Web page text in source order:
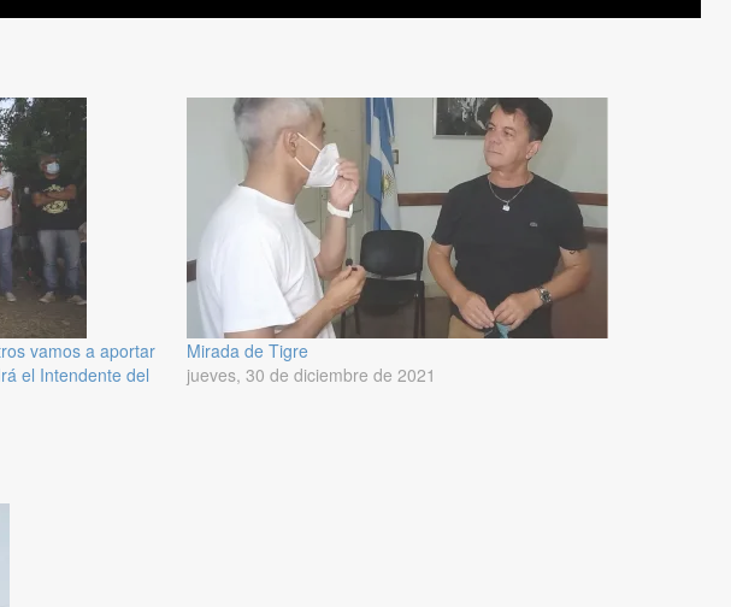
vamos a aportar
el Intendente del
Mirada de Tigre
jueves, 30 de diciembre de 2021